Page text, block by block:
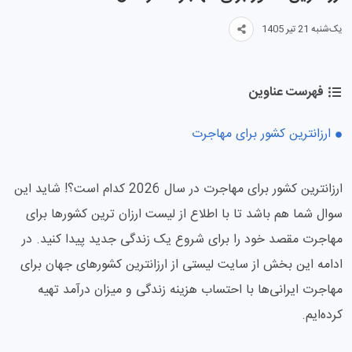
یک‌شنبه 21 تیر 1405
فهرست عناوین
ارزانترین کشور برای مهاجرت
ارزانترین کشور برای مهاجرت در سال 2026 کدام است؟! شاید این
سوال شما هم باشد تا با اطلاع از لیست ارزان ترین کشورها برای
مهاجرت مقصد خود را برای شروع یک زندگی جدید پیدا کنید. در
ادامه این بخش از سایت لیستی از ارزانترین کشورهای جهان برای
مهاجرت ایرانی‌ها با احتساب هزینه زندگی و میزان درآمد تهیه
کرده‌ایم.